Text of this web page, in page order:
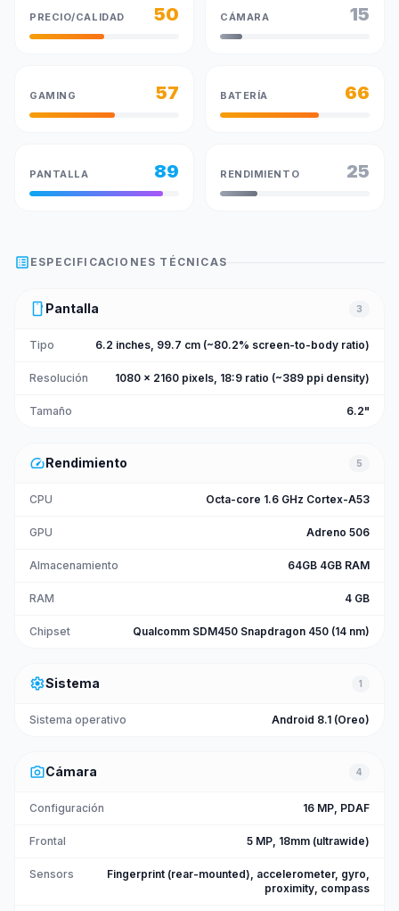
PRECIO/CALIDAD 50 CÁMARA 15
GAMING 57 BATERÍA 66
PANTALLA 89 RENDIMIENTO 25
list_alt ESPECIFICACIONES TÉCNICAS
smartphone Pantalla 3
Tipo 6.2 inches, 99.7 cm (~80.2% screen-to-body ratio)
Resolución 1080 x 2160 pixels, 18:9 ratio (~389 ppi density)
Tamaño 6.2"
speedRendimiento 5
CPU Octa-core 1.6 GHz Cortex-A53
GPU Adreno 506
Almacenamiento 64GB 4GB RAM
RAM 4 GB
Chipset Qualcomm SDM450 Snapdragon 450 (14 nm)
settingsSistema 1
Sistema operativo Android 8.1 (Oreo)
photo_cameraCámara 4
Configuración 16 MP, PDAF
Frontal 5 MP, 18mm (ultrawide)
Sensors
Fingerprint (rear-mounted), accelerometer, gyro,
proximity, compass